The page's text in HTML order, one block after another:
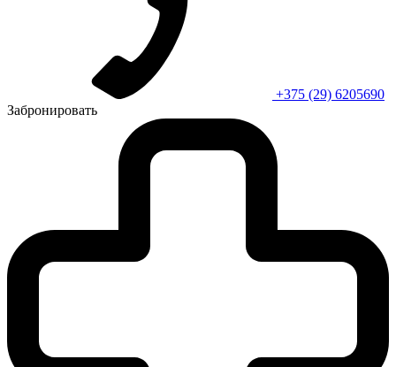
+375 (29) 6205690
Забронировать